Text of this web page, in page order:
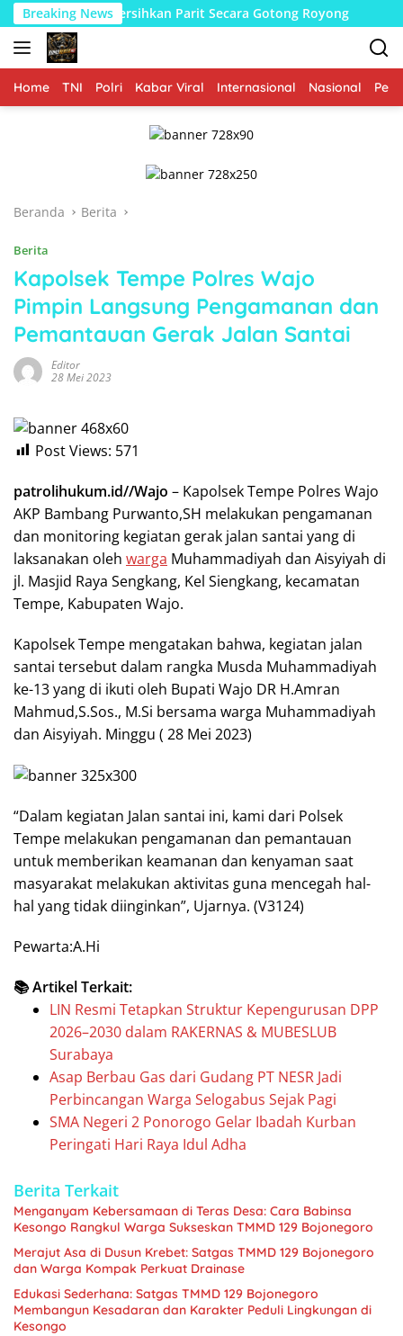
Langsung
ke
konten
Breaking News
Warga Bersihkan Parit Secara Gotong Royong
Home TNI Polri Kabar Viral Internasional Nasional
Beranda Berita
Berita
Kapolsek Tempe Polres Wajo
Pimpin Langsung Pengamanan dan
Pemantauan Gerak Jalan Santai
Editor
28 Mei 2023
Post Views: 571
patrolihukum.id//Wajo – Kapolsek Tempe Polres Wajo
AKP Bambang Purwanto,SH melakukan pengamanan
dan monitoring kegiatan gerak jalan santai yang di
laksanakan oleh warga Muhammadiyah dan Aisyiyah di
jl. Masjid Raya Sengkang, Kel Siengkang, kecamatan
Tempe, Kabupaten Wajo.
Kapolsek Tempe mengatakan bahwa, kegiatan jalan
santai tersebut dalam rangka Musda Muhammadiyah
ke-13 yang di ikuti oleh Bupati Wajo DR H.Amran
Mahmud,S.Sos., M.Si bersama warga Muhammadiyah
dan Aisyiyah. Minggu ( 28 Mei 2023)
“Dalam kegiatan Jalan santai ini, kami dari Polsek
Tempe melakukan pengamanan dan pemantauan
untuk memberikan keamanan dan kenyaman saat
masyarakat melakukan aktivitas guna mencegah hal-
hal yang tidak diinginkan”, Ujarnya. (V3124)
Pewarta:A.Hi
📚 Artikel Terkait:
LIN Resmi Tetapkan Struktur Kepengurusan DPP
2026–2030 dalam RAKERNAS & MUBESLUB
Surabaya
Asap Berbau Gas dari Gudang PT NESR Jadi
Perbincangan Warga Selogabus Sejak Pagi
SMA Negeri 2 Ponorogo Gelar Ibadah Kurban
Peringati Hari Raya Idul Adha
Berita Terkait
Menganyam Kebersamaan di Teras Desa: Cara Babinsa
Kesongo Rangkul Warga Sukseskan TMMD 129 Bojonegoro
Merajut Asa di Dusun Krebet: Satgas TMMD 129 Bojonegoro
dan Warga Kompak Perkuat Drainase
Edukasi Sederhana: Satgas TMMD 129 Bojonegoro
Membangun Kesadaran dan Karakter Peduli Lingkungan di
Kesongo